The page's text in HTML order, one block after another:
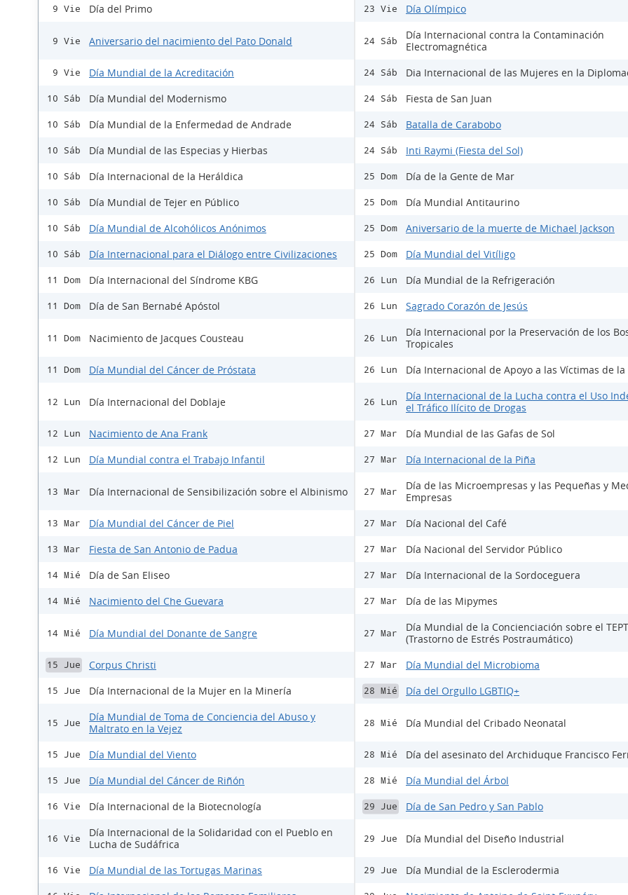
9 Vie Día del Primo
9 Vie Aniversario del nacimiento del Pato Donald
9 Vie Día Mundial de la Acreditación
10 Sáb Día Mundial del Modernismo
10 Sáb Día Mundial de la Enfermedad de Andrade
10 Sáb Día Mundial de las Especias y Hierbas
10 Sáb Día Internacional de la Heráldica
10 Sáb Día Mundial de Tejer en Público
10 Sáb Día Mundial de Alcohólicos Anónimos
10 Sáb Día Internacional para el Diálogo entre Civilizaciones
11 Dom Día Internacional del Síndrome KBG
11 Dom Día de San Bernabé Apóstol
11 Dom Nacimiento de Jacques Cousteau
11 Dom Día Mundial del Cáncer de Próstata
12 Lun Día Internacional del Doblaje
12 Lun Nacimiento de Ana Frank
12 Lun Día Mundial contra el Trabajo Infantil
13 Mar Día Internacional de Sensibilización sobre el Albinismo
13 Mar Día Mundial del Cáncer de Piel
13 Mar Fiesta de San Antonio de Padua
14 Mié Día de San Eliseo
14 Mié Nacimiento del Che Guevara
14 Mié Día Mundial del Donante de Sangre
15 Jue Corpus Christi
15 Jue Día Internacional de la Mujer en la Minería
15 Jue
Día Mundial de Toma de Conciencia del Abuso y
Maltrato en la Vejez
15 Jue Día Mundial del Viento
15 Jue Día Mundial del Cáncer de Riñón
16 Vie Día Internacional de la Biotecnología
16 Vie
Día Internacional de la Solidaridad con el Pueblo en
Lucha de Sudáfrica
16 Vie Día Mundial de las Tortugas Marinas
23 Vie Día Olímpico
24 Sáb
Día Internacional contra la Contaminación
Electromagnética
24 Sáb Dia Internacional de las Mujeres en la
24 Sáb Fiesta de San Juan
24 Sáb Batalla de Carabobo
24 Sáb Inti Raymi (Fiesta del Sol)
25 Dom Día de la Gente de Mar
25 Dom Día Mundial Antitaurino
25 Dom Aniversario de la muerte de Michael Jackson
25 Dom Día Mundial del Vitíligo
26 Lun Día Mundial de la Refrigeración
26 Lun Sagrado Corazón de Jesús
26 Lun
Día Internacional por la Preservación de los
Tropicales
26 Lun Día Internacional de Apoyo a las Víctimas de
26 Lun
Día Internacional de la Lucha contra el Uso
el Tráfico Ilícito de Drogas
27 Mar Día Mundial de las Gafas de Sol
27 Mar Día Internacional de la Piña
27 Mar
Día de las Microempresas y las Pequeñas y
Empresas
27 Mar Día Nacional del Café
27 Mar Día Nacional del Servidor Público
27 Mar Día Internacional de la Sordoceguera
27 Mar Día de las Mipymes
27 Mar
Día Mundial de la Concienciación sobre el TEPT
(Trastorno de Estrés Postraumático)
27 Mar Día Mundial del Microbioma
28 Mié Día del Orgullo LGBTIQ+
28 Mié Día Mundial del Cribado Neonatal
28 Mié Día del asesinato del Archiduque Francisco
28 Mié Día Mundial del Árbol
29 Jue Día de San Pedro y San Pablo
29 Jue Día Mundial del Diseño Industrial
29 Jue Día Mundial de la Esclerodermia